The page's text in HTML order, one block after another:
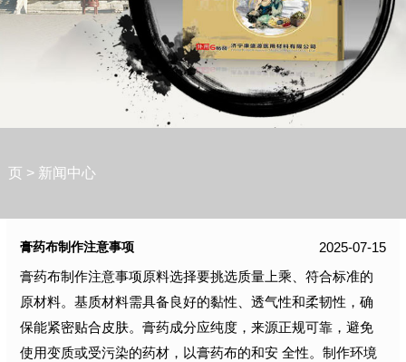
页 > 新闻中心
膏药布制作注意事项
2025-07-15
膏药布制作注意事项原料选择要挑选质量上乘、符合标准的
原材料。基质材料需具备良好的黏性、透气性和柔韧性，确
保能紧密贴合皮肤。膏药成分应纯度，来源正规可靠，避免
使用变质或受污染的药材，以膏药布的和安 全性。制作环境